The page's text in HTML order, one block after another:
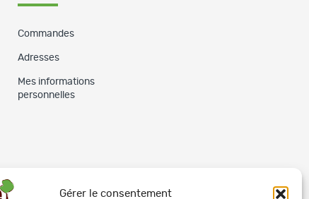
Gérer le consentement
Commandes
Adresses
Mes informations
personnelles